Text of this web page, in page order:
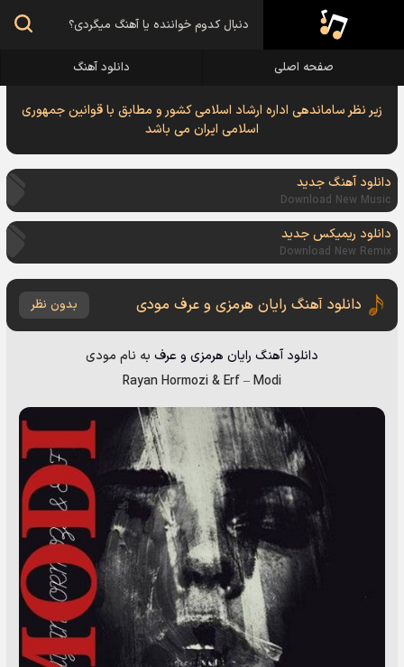
صفحه اصلی دانلود آهنگ
زیر نظر ساماندهی اداره ارشاد اسلامی کشور و مطابق با قوانین جمهوری
اسلامی ایران می باشد
دانلود آهنگ جدید
Download New Music
دانلود ریمیکس جدید
Download New Remix
دانلود آهنگ رایان هرمزی و عرف مودی بدون نظر
دانلود آهنگ رایان هرمزی و عرف به نام مودی
Rayan Hormozi & Erf–Modi